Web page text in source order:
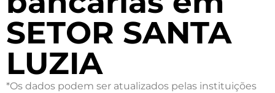
SETOR SANTA
LUZIA
*Os dados podem ser atualizados pelas instituições